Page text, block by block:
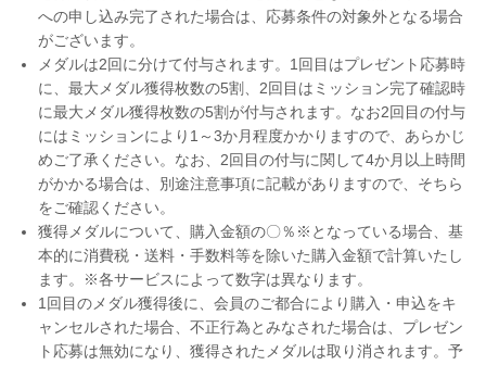
への申し込み完了された場合は、応募条件の対象外となる場合
がございます。
メダルは2回に分けて付与されます。1回目はプレゼント応募時
に、最大メダル獲得枚数の5割、2回目はミッション完了確認時
に最大メダル獲得枚数の5割が付与されます。なお2回目の付与
にはミッションにより1～3か月程度かかりますので、あらかじ
めご了承ください。なお、2回目の付与に関して4か月以上時間
がかかる場合は、別途注意事項に記載がありますので、そちら
をご確認ください。
獲得メダルについて、購入金額の〇％※となっている場合、基
本的に消費税・送料・手数料等を除いた購入金額で計算いたし
ます。※各サービスによって数字は異なります。
1回目のメダル獲得後に、会員のご都合により購入・申込をキ
ャンセルされた場合、不正行為とみなされた場合は、プレゼン
ト応募は無効になり、獲得されたメダルは取り消されます。予